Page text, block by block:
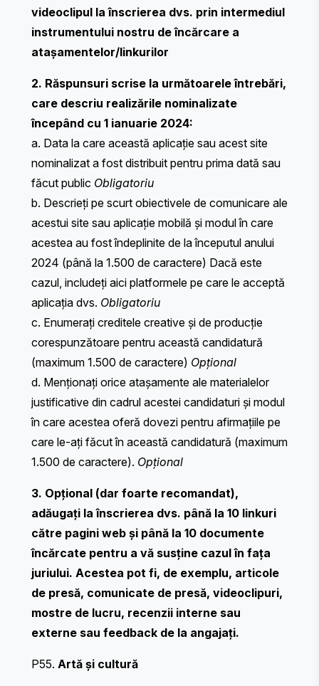
videoclipul la înscrierea dvs. prin intermediul
instrumentului nostru de încărcare a
atașamentelor/linkurilor
2. Răspunsuri scrise la următoarele întrebări,
care descriu realizările nominalizate
începând cu 1 ianuarie 2024:
a. Data la care această aplicație sau acest site
nominalizat a fost distribuit pentru prima dată sau
făcut public Obligatoriu
b. Descrieți pe scurt obiectivele de comunicare ale
acestui site sau aplicație mobilă și modul în care
acestea au fost îndeplinite de la începutul anului
2024 (până la 1.500 de caractere) Dacă este
cazul, includeți aici platformele pe care le acceptă
aplicația dvs. Obligatoriu
c. Enumerați creditele creative și de producție
corespunzătoare pentru această candidatură
(maximum 1.500 de caractere) Opțional
d. Menționați orice atașamente ale materialelor
justificative din cadrul acestei candidaturi și modul
în care acestea oferă dovezi pentru afirmațiile pe
care le-ați făcut în această candidatură (maximum
1.500 de caractere). Opțional
3. Opțional (dar foarte recomandat),
adăugați la înscrierea dvs. până la 10 linkuri
către pagini web și până la 10 documente
încărcate pentru a vă susține cazul în fața
juriului. Acestea pot fi, de exemplu, articole
de presă, comunicate de presă, videoclipuri,
mostre de lucru, recenzii interne sau
externe sau feedback de la angajați.
P55. Artă și cultură